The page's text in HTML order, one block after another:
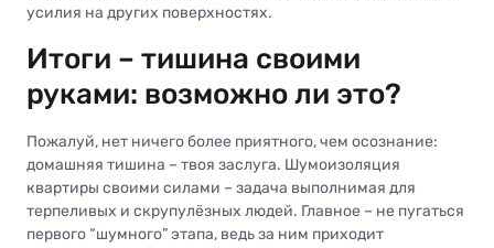
усилия на других поверхностях.
Итоги – тишина своими
руками: возможно ли это?
Пожалуй, нет ничего более приятного, чем осознание:
домашняя тишина – твоя заслуга. Шумоизоляция
квартиры своими силами – задача выполнимая для
терпеливых и скрупулёзных людей. Главное – не пугаться
первого “шумного” этапа, ведь за ним приходит